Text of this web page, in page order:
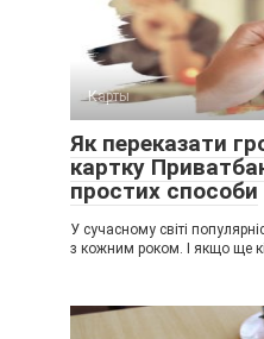
Карты
Як переказати
картку
простих способи
У сучасному світі
з кожним роком. І якщо ще